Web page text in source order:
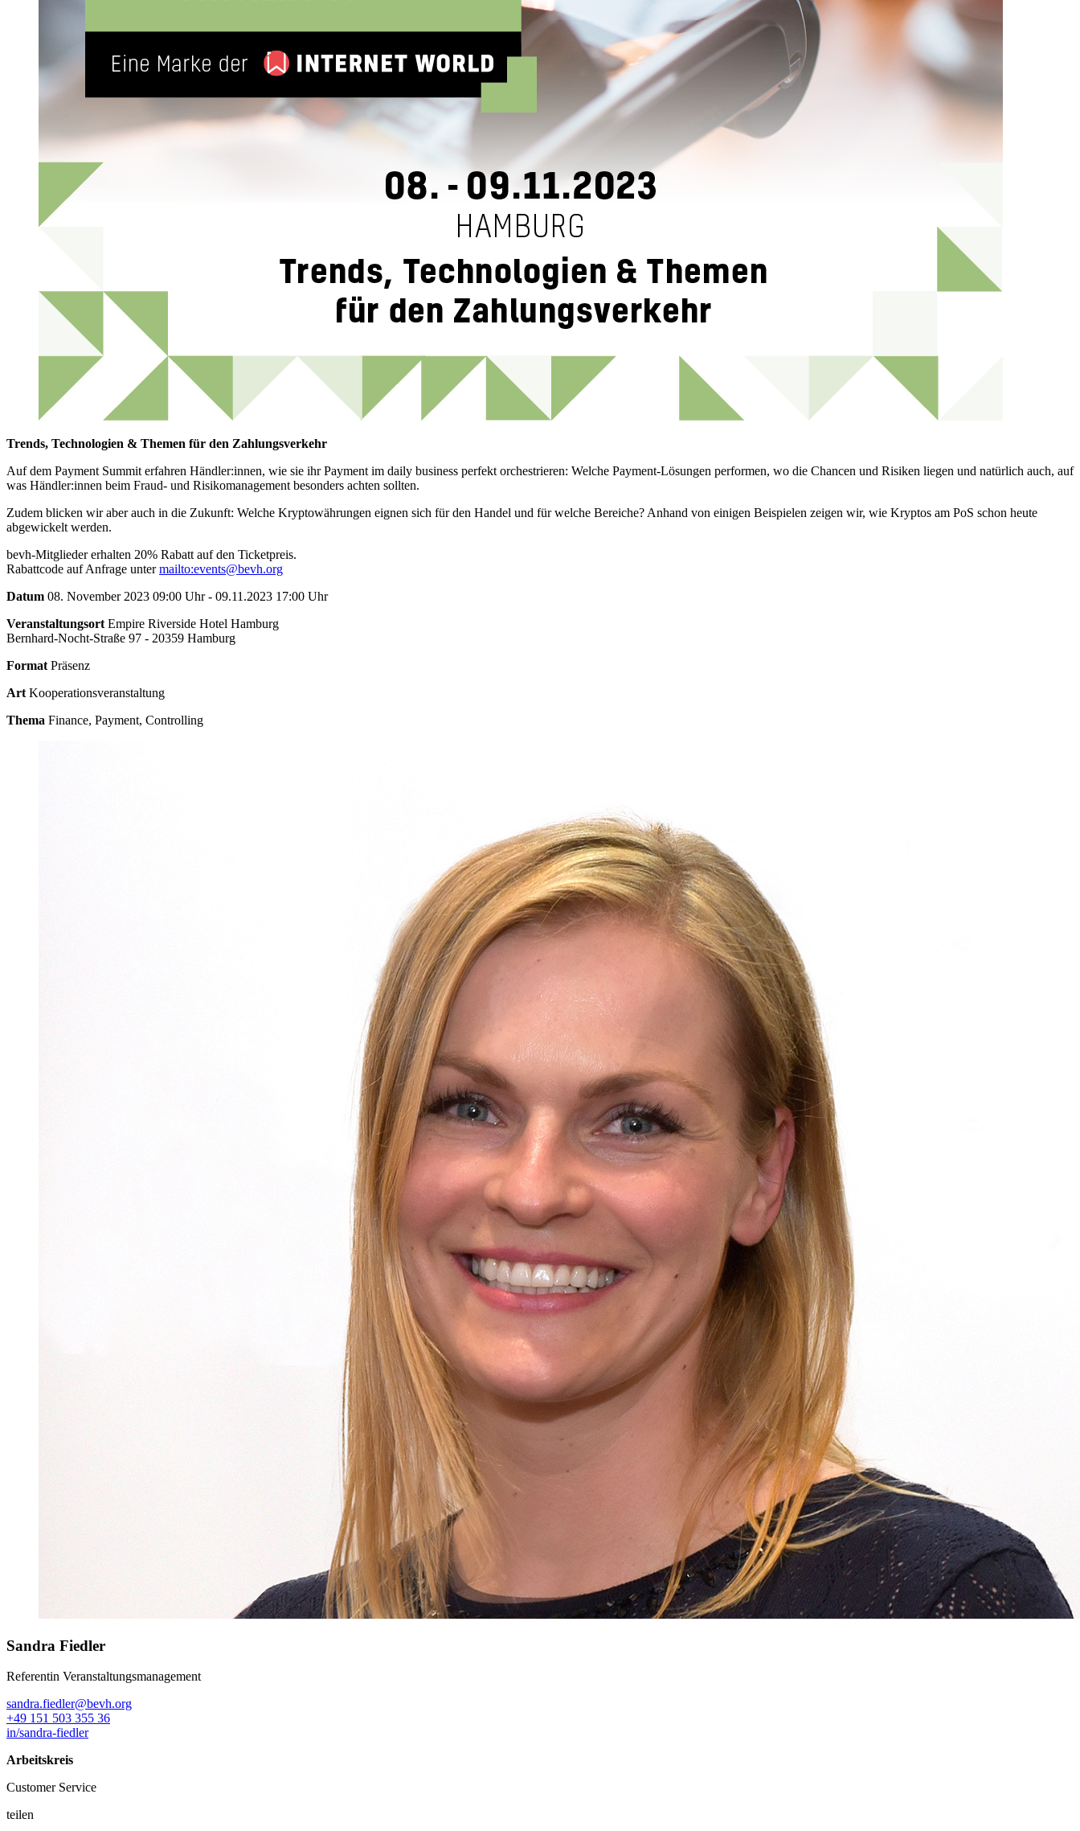
Trends, Technologien & Themen für den Zahlungsverkehr
Auf dem Payment Summit erfahren Händler:innen, wie sie ihr Payment im daily business perfekt orchestrieren: Welche Payment-Lösungen performen, wo die Chancen und Risiken liegen und natürlich auch, auf
was Händler:innen beim Fraud- und Risikomanagement besonders achten sollten.
Zudem blicken wir aber auch in die Zukunft: Welche Kryptowährungen eignen sich für den Handel und für welche Bereiche? Anhand von einigen Beispielen zeigen wir, wie Kryptos am PoS schon heute
abgewickelt werden.
bevh-Mitglieder erhalten 20% Rabatt auf den Ticketpreis.
Rabattcode auf Anfrage untermailto:events@bevh.org
Datum 08. November 2023 09:00 Uhr - 09.11.2023 17:00 Uhr
Veranstaltungsort Empire Riverside Hotel Hamburg
Bernhard-Nocht-Straße 97 - 20359 Hamburg
Format Präsenz
Art Kooperationsveranstaltung
Thema Finance, Payment, Controlling
Sandra Fiedler
Referentin Veranstaltungsmanagement
sandra.fiedler@bevh.org
+49 151 503 355 36
in/sandra-fiedler
Arbeitskreis
Customer Service
teilen